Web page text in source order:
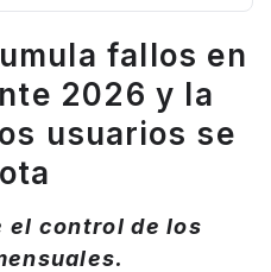
fallos en
2026 y la
usuarios se
el control de los